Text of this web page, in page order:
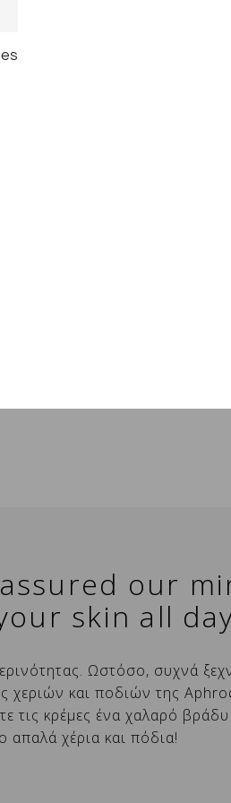
×
our
skin all
Ωστόσο, συχνά
χεριών και ποδιών της
τις κρέμες ένα χαλαρό βράδυ
απαλά χέρια και πόδια!